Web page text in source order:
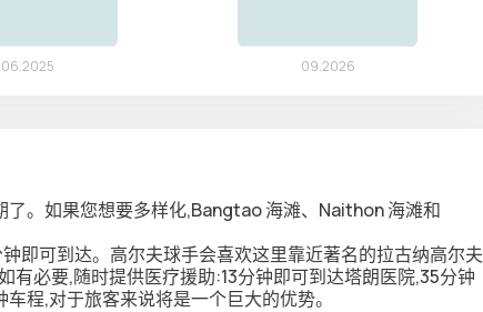
。如果您想要多样化,Bangtao 海滩、Naithon 海滩和
即可到达。高尔夫球手会喜欢这里靠近著名的拉古纳高尔夫
有必要,随时提供医疗援助:13分钟即可到达塔朗医院,35分钟
程,对于旅客来说将是一个巨大的优势。